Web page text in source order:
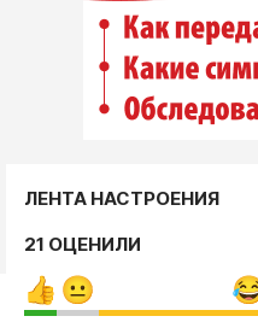
ЛЕНТА НАСТРОЕНИЯ
21 ОЦЕНИЛИ